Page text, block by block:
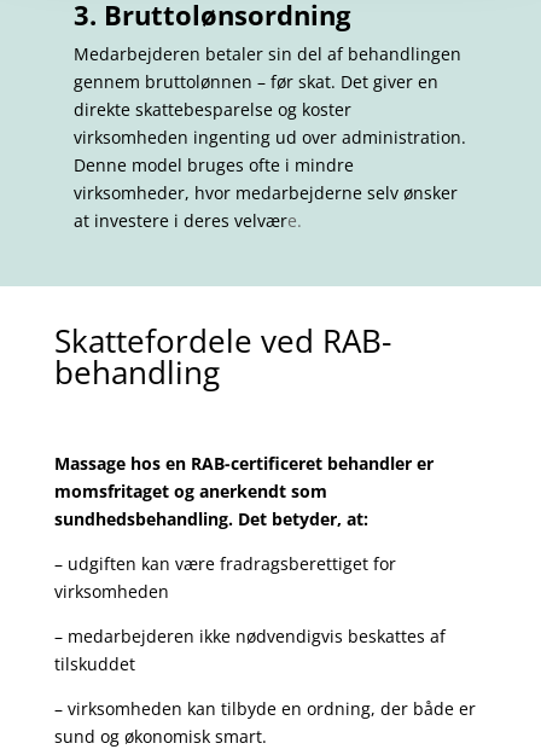
3. Bruttolønsordning
Medarbejderen betaler sin del af behandlingen
gennem bruttolønnen – før skat. Det giver en
direkte skattebesparelse og koster
virksomheden ingenting ud over administration.
Denne model bruges ofte i mindre
virksomheder, hvor medarbejderne selv ønsker
at investere i deres velvære.
Skattefordele ved RAB-
behandling
Massage hos en RAB-certificeret behandler er
momsfritaget og anerkendt som
sundhedsbehandling. Det betyder, at:
– udgiften kan være fradragsberettiget for
virksomheden
– medarbejderen ikke nødvendigvis beskattes af
tilskuddet
– virksomheden kan tilbyde en ordning, der både er
sund og økonomisk smart.